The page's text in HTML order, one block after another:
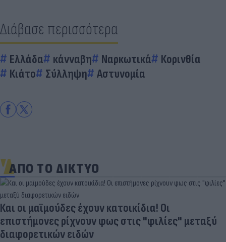
Διάβασε περισσότερα
Ελλάδα κάνναβη Ναρκωτικά
Κορινθία
Κιάτο
Σύλληψη Αστυνομία
ΑΠΟ ΤΟ ΔΙΚΤΥΟ
Και οι μαϊμούδες έχουν κατοικίδια! Οι
επιστήμονες ρίχνουν φως στις "φιλίες" μεταξύ
διαφορετικών ειδών